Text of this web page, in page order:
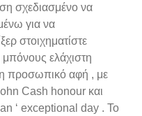
σχεδιασμένο να
για να
στοιχηματίστε
ελάχιστη
προσωπικό αφή , με
Cash honour και
‘ exceptional day . Το